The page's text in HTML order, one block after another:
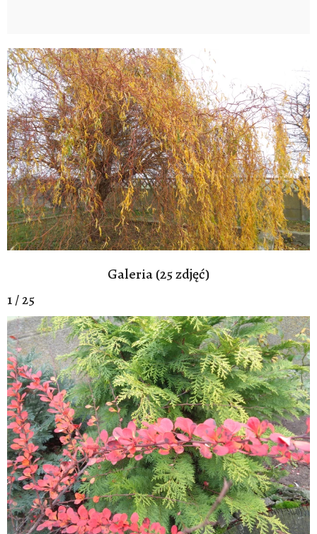
Galeria (25 zdjęć)
1 / 25